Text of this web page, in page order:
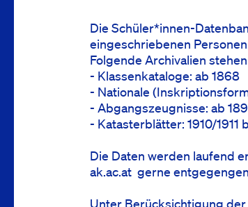
Die Schüler*innen-
eingeschriebenen
Folgende Archivalien
- Klassenkataloge: ab 1868
- Nationale
- Abgangszeugnisse: ab
- Katasterblätter: 1910/1911
Die Daten werden laufend
ak.ac.atgerne
Unter Berücksichtigung